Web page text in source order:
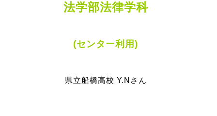
法学部法律学科
(センター利用)
県立船橋高校 Y.Nさん